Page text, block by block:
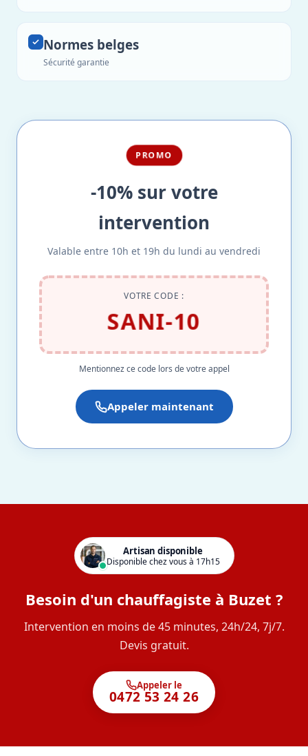
Normes belges
Sécurité garantie
PROMO
-10% sur votre
intervention
Valable entre 10h et 19h du lundi au vendredi
VOTRE CODE :
SANI-10
Mentionnez ce code lors de votre appel
Appeler maintenant
Artisan disponible
Disponible chez vous à 17h15
Besoin d'un chauffagiste à Buzet ?
Intervention en moins de 45 minutes, 24h/24, 7j/7.
Devis gratuit.
Appeler le
0472 53 24 26